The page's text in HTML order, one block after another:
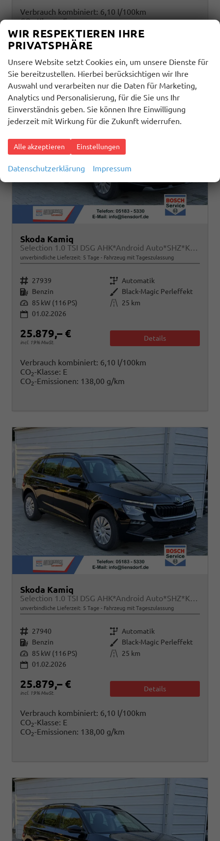
Verbrauch kombiniert: 6,10 l/100km
CO -Klasse: E
CO
-Emissionen:138,00 g/km
Skoda Kamiq
Selection 1.0 TSI DSG AHK*Android Auto*SHZ*Kamera*Keyless*2Z Klimaauto*
unverbindliche Lieferzeit: 5 Tage Fahrzeug mit Tageszulassung
Fahrzeugnr. 27939 Getriebe Automatik
Kraftstoff Benzin Außenfarbe Black-Magic Perleffekt
Leistung 85 kW (116 PS) Kilometerstand
25 km
01.02.2026
25.879,– €
incl. 19% MwSt.
Details
Verbrauch kombiniert: 6,10 l/100km
CO2-Klasse: E
CO2-Emissionen: 138,00 g/km
Skoda Kamiq
Selection 1.0 TSI DSG AHK*Android Auto*SHZ*Kamera*Keyless*2Z Klimaauto*
unverbindliche Lieferzeit: 5 Tage Fahrzeug mit Tageszulassung
Fahrzeugnr. 27940 Getriebe Automatik
Kraftstoff Benzin Außenfarbe Black-Magic Perleffekt
Leistung 85 kW (116 PS) Kilometerstand
25 km
01.02.2026
25.879,– €
incl. 19% MwSt.
Details
Verbrauch kombiniert: 6,10 l/100km
CO2-Klasse: E
CO2-Emissionen: 138,00 g/km
WIR RESPEKTIEREN IHRE
PRIVATSPHÄRE
Unsere Website setzt Cookies ein, um unsere Dienste für
Sie bereitzustellen. Hierbei berücksichtigen wir Ihre
Auswahl und verarbeiten nur die Daten für Marketing,
Analytics und Personalisierung, für die Sie uns Ihr
Einverständnis geben. Sie können Ihre Einwilligung
jederzeit mit Wirkung für die Zukunft widerrufen.
Alle akzeptieren Einstellungen
Datenschutzerklärung Impressum